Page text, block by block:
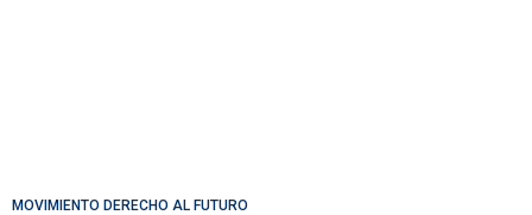
MOVIMIENTO DERECHO AL FUTURO